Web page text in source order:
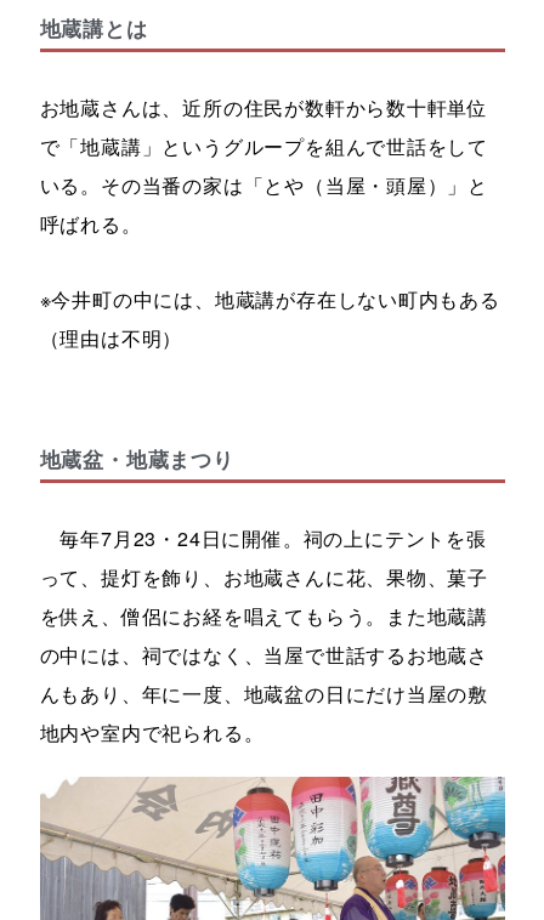
地蔵講とは
お地蔵さんは、近所の住民が数軒から数十軒単位
で「地蔵講」というグループを組んで世話をして
いる。その当番の家は「とや（当屋・頭屋）」と
呼ばれる。
※今井町の中には、地蔵講が存在しない町内もある
（理由は不明）
地蔵盆・地蔵まつり
毎年7月23・24日に開催。祠の上にテントを張
って、提灯を飾り、お地蔵さんに花、果物、菓子
を供え、僧侶にお経を唱えてもらう。また地蔵講
の中には、祠ではなく、当屋で世話するお地蔵さ
んもあり、年に一度、地蔵盆の日にだけ当屋の敷
地内や室内で祀られる。